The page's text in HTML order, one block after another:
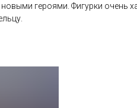
героями. Фигурки очень